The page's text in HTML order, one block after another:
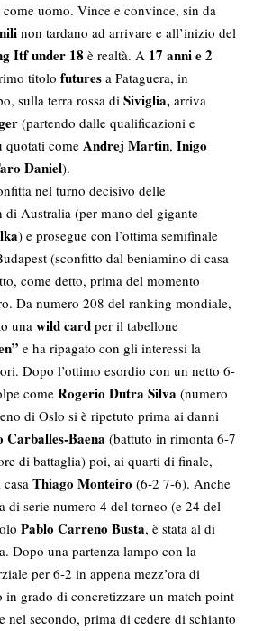
uomo. Vince e convince, sin da
non tardano ad arrivare e all’inizio del
Itf under 18 è realtà. A 17 anni e 2
titolo futures a Pataguera, in
sulla terra rossa di Siviglia, arriva
(partendo dalle qualificazioni e
quotati come Andrej Martin, Inigo
Daniel).
nel turno decisivo delle
Australia (per mano del gigante
) e prosegue con l’ottima semifinale
(sconfitto dal beniamino di casa
come detto, prima del momento
Da numero 208 del ranking mondiale,
una wild card per il tabellone
e ha ripagato con gli interessi la
Dopo l’ottimo esordio con un netto 6-
come Rogerio Dutra Silva (numero
di Oslo si è ripetuto prima ai danni
Carballes-Baena (battuto in rimonta 6-7
di battaglia) poi, ai quarti di finale,
Thiago Monteiro (6-2 7-6). Anche
di serie numero 4 del torneo (e 24 del
Pablo Carreno Busta, è stata al di
Dopo una partenza lampo con la
per 6-2 in appena mezz’ora di
in grado di concretizzare un match point
nel secondo, prima di cedere di schianto